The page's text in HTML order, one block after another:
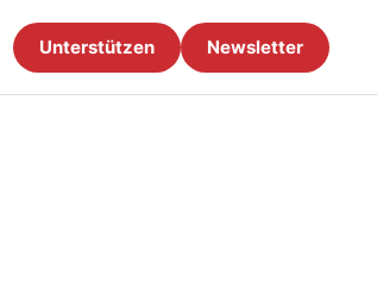
Unterstützen Newsletter